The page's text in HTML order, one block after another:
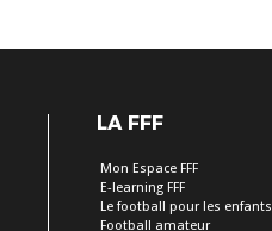
LA FFF
Mon Espace FFF
E-learning FFF
Le football pour les enfants
Football amateur